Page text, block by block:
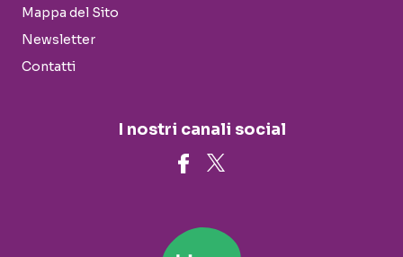
Mappa del Sito
Newsletter
Contatti
I nostri canali social